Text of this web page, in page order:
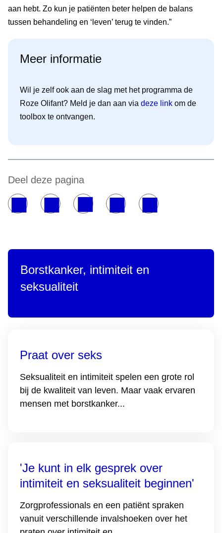
aan hebt. Zo kun je patiënten beter helpen de balans
tussen behandeling en ‘leven’ terug te vinden.”
Meer informatie
Wil je zelf ook aan de slag met het programma de
Roze Olifant? Meld je dan aan via deze link om de
toolbox te ontvangen.
Deel deze pagina
Borstkanker, intimiteit en
seksualiteit
Praat over seks
Seksualiteit en intimiteit spelen een grote rol
bij de kwaliteit van leven. Maar vaak ervaren
mensen met borstkanker...
'Je kunt in elk gesprek over
intimiteit en seksualiteit beginnen'
Zorgprofessionals en een patiënt spraken
vanuit verschillende invalshoeken over het